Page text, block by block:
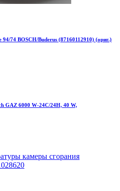
94/74 BOSCH/Buderus (87160112910) (ориг.)
GAZ 6000 W-24C/24H, 40 W,